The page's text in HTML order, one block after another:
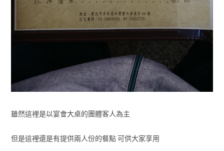
雖然這裡是以宴會大桌的團體客人為主
但是這裡還是有提供兩人份的餐點 可供大家享用